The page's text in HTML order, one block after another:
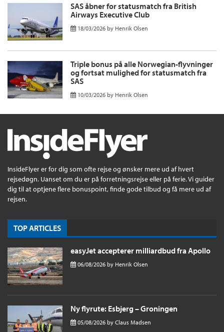
SAS åbner for statusmatch fra British
Airways Executive Club
18/03/2026 by Henrik Olsen
Triple bonus på alle Norwegian-flyvninger
og fortsat mulighed for statusmatch fra
SAS
10/03/2026 by Henrik Olsen
InsideFlyer er for dig som ofte rejse og ønsker mere ud af hvert
rejsedøgn. Uanset om du er på forretningsrejse eller på ferie. Vi guider
dig til at optjene flere bonuspoint, finde gode tilbud og få mere ud af
rejsen.
TOP ARTICLES
easyJet accepterer milliardbud fra Apollo
06/08/2026 by Henrik Olsen
Ny flyrute: Esbjerg – Groningen
05/08/2026 by Claus Madsen